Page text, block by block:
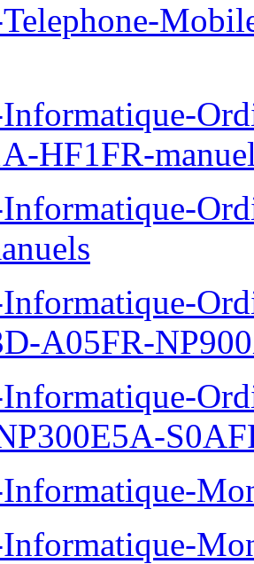
Informatique-
HF1FR-
Informatique-
A05FR-
Informatique-
Informatique-